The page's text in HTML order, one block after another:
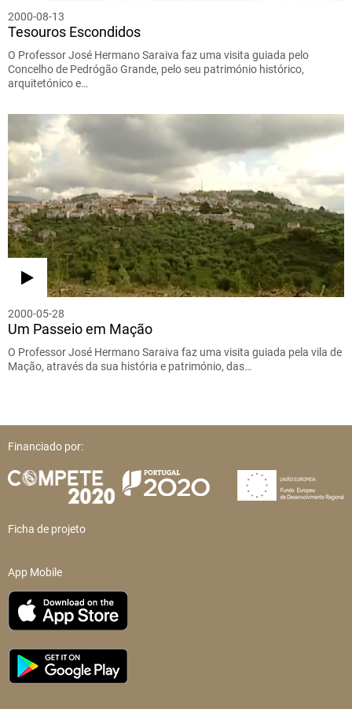
2000-08-13
Tesouros Escondidos
O Professor José Hermano Saraiva faz uma visita guiada pelo
Concelho de Pedrógão Grande, pelo seu património histórico,
arquitetónico e…
2000-05-28
Um Passeio em Mação
O Professor José Hermano Saraiva faz uma visita guiada pela vila de
Mação, através da sua história e património, das…
Financiado por:
Ficha de projeto
App Mobile